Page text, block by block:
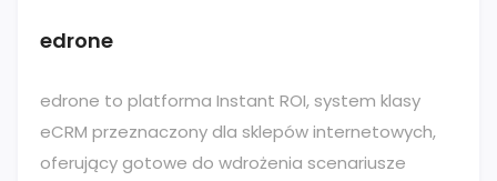
edrone
edrone to platforma Instant ROI, system klasy
eCRM przeznaczony dla sklepów internetowych,
oferujący gotowe do wdrożenia scenariusze